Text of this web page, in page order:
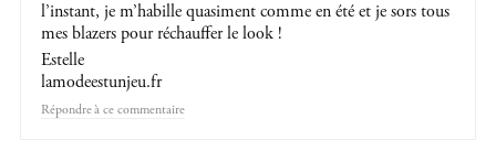
l’instant, je m’habille quasiment comme en été et je sors tous
mes blazers pour réchauffer le look !
Estelle
lamodeestunjeu.fr
Répondre